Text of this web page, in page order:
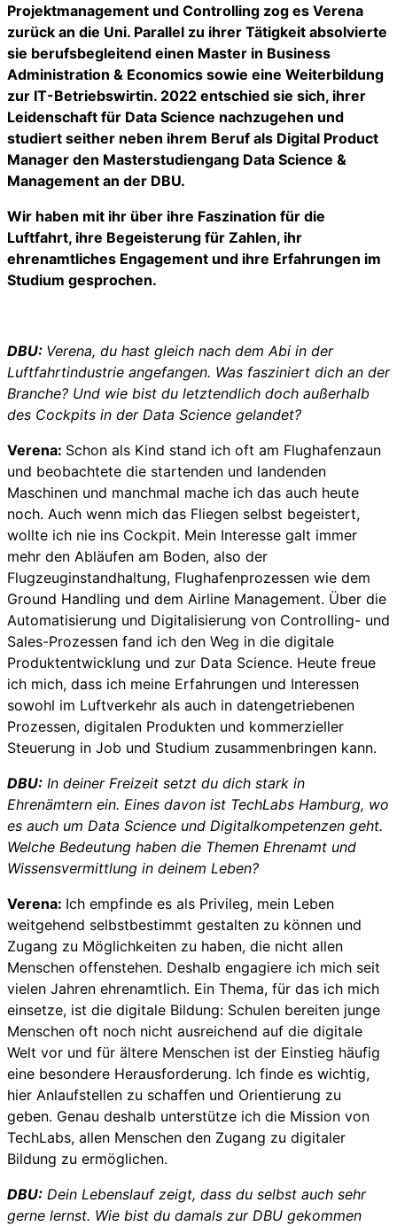
Projektmanagement und Controlling zog es Verena
zurück an die Uni. Parallel zu ihrer Tätigkeit absolvierte
sie berufsbegleitend einen Master in Business
Administration & Economics sowie eine Weiterbildung
zur IT-Betriebswirtin. 2022 entschied sie sich, ihrer
Leidenschaft für Data Science nachzugehen und
studiert seither neben ihrem Beruf als Digital Product
Manager den Masterstudiengang Data Science &
Management an der DBU.
Wir haben mit ihr über ihre Faszination für die
Luftfahrt, ihre Begeisterung für Zahlen, ihr
ehrenamtliches Engagement und ihre Erfahrungen im
Studium gesprochen.
DBU: Verena, du hast gleich nach dem Abi in der
Luftfahrtindustrie angefangen. Was fasziniert dich an der
Branche? Und wie bist du letztendlich doch außerhalb
des Cockpits in der Data Science gelandet?
Verena: Schon als Kind stand ich oft am Flughafenzaun
und beobachtete die startenden und landenden
Maschinen und manchmal mache ich das auch heute
noch. Auch wenn mich das Fliegen selbst begeistert,
wollte ich nie ins Cockpit. Mein Interesse galt immer
mehr den Abläufen am Boden, also der
Flugzeuginstandhaltung, Flughafenprozessen wie dem
Ground Handling und dem Airline Management. Über die
Automatisierung und Digitalisierung von Controlling- und
Sales-Prozessen fand ich den Weg in die digitale
Produktentwicklung und zur Data Science. Heute freue
ich mich, dass ich meine Erfahrungen und Interessen
sowohl im Luftverkehr als auch in datengetriebenen
Prozessen, digitalen Produkten und kommerzieller
Steuerung in Job und Studium zusammenbringen kann.
DBU: In deiner Freizeit setzt du dich stark in
Ehrenämtern ein. Eines davon ist TechLabs Hamburg, wo
es auch um Data Science und Digitalkompetenzen geht.
Welche Bedeutung haben die Themen Ehrenamt und
Wissensvermittlung in deinem Leben?
Verena: Ich empfinde es als Privileg, mein Leben
weitgehend selbstbestimmt gestalten zu können und
Zugang zu Möglichkeiten zu haben, die nicht allen
Menschen offenstehen. Deshalb engagiere ich mich seit
vielen Jahren ehrenamtlich. Ein Thema, für das ich mich
einsetze, ist die digitale Bildung: Schulen bereiten junge
Menschen oft noch nicht ausreichend auf die digitale
Welt vor und für ältere Menschen ist der Einstieg häufig
eine besondere Herausforderung. Ich finde es wichtig,
hier Anlaufstellen zu schaffen und Orientierung zu
geben. Genau deshalb unterstütze ich die Mission von
TechLabs, allen Menschen den Zugang zu digitaler
Bildung zu ermöglichen.
DBU: Dein Lebenslauf zeigt, dass du selbst auch sehr
gerne lernst. Wie bist du damals zur DBU gekommen